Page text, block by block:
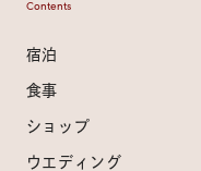
Contents
宿泊
食事
ショップ
ウエディング